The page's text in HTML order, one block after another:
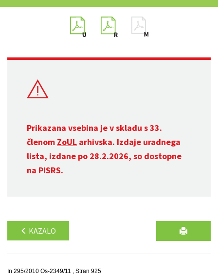
Prikazana vsebina je v skladu s 33.
členom ZoUL arhivska. Izdaje uradnega
lista, izdane po 28.2.2026, so dostopne
na PISRS.
KAZALO
In 295/2010 Os-2349/11 , Stran 925